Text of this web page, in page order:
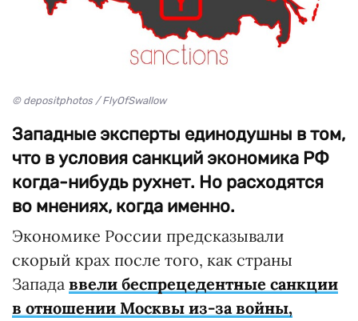
© depositphotos / FlyOfSwallow
Западные эксперты единодушны в том,
что в условия санкций экономика РФ
когда-нибудь рухнет. Но расходятся
во мнениях, когда именно.
Экономике России предсказывали
скорый крах после того, как страны
Запада ввели беспрецедентные санкции
в отношении Москвы из-за войны,